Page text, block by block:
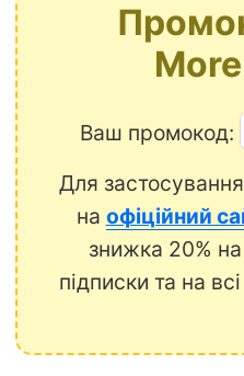
Ваш промокод:
Для
на офіційний
знижка 20%
підписки та на